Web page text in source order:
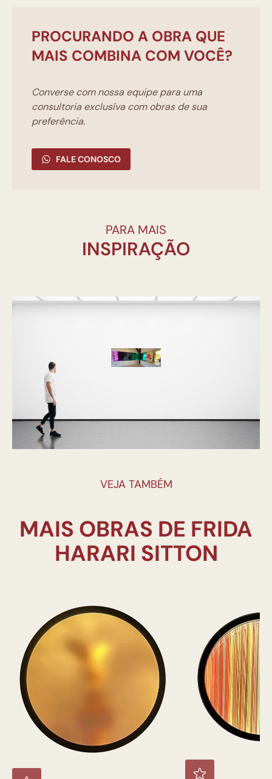
PROCURANDO A OBRA QUE
MAIS COMBINA COM VOCÊ?
Converse com nossa equipe para uma
consultoria exclusíva com obras de sua
preferência.
FALE CONOSCO
PARA MAIS
INSPIRAÇÃO
VEJA TAMBÉM
MAIS OBRAS DE FRIDA